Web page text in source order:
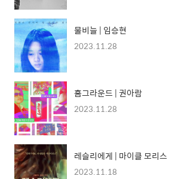
물비늘 | 임승현
2023.11.28
홈그라운드 | 권아람
2023.11.28
레슬리에게 | 마이클 모리스
2023.11.18